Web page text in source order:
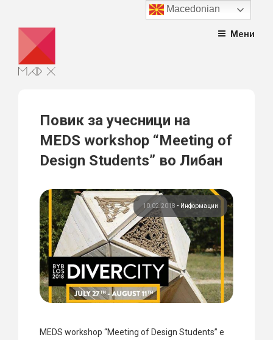
content
Мени
Повик за учесници на
MEDS workshop “Meeting of
Design Students” во Либан
10.02.2018 • Информации
MEDS workshop “Meeting of Design Students” е
Macedonian